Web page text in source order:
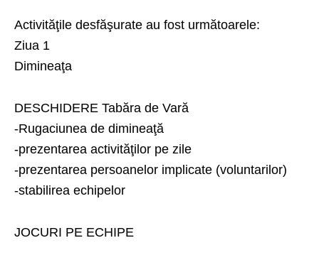
Activităţile desfăşurate au fost următoarele:
Ziua 1
Dimineaţa
DESCHIDERE Tabăra de Vară
-Rugaciunea de dimineaţă
-prezentarea activităţilor pe zile
-prezentarea persoanelor implicate (voluntarilor)
-stabilirea echipelor
JOCURI PE ECHIPE